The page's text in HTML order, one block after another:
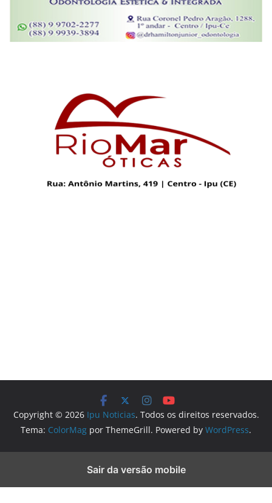
Copyright © 2026 Ipu Noticias. Todos os direitos reservados.
Tema: ColorMag por ThemeGrill. Powered by WordPress.
Sair da versão mobile